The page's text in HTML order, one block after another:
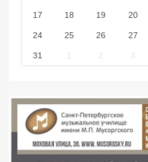
17 18 19 20
24 25 26 27
31 1 2 3